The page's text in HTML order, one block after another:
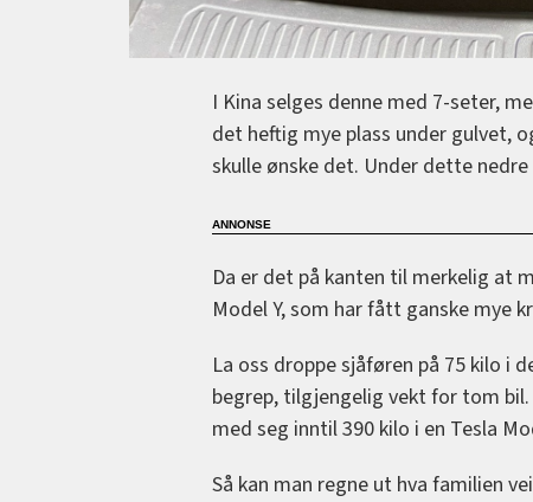
I Kina selges denne med 7-seter,
det heftig mye plass under gulvet,
skulle ønske det. Under dette
Da er det på kanten til merkelig at
Model Y, som har fått ganske mye
La oss droppe sjåføren på 75 kilo
begrep, tilgjengelig vekt for tom bil.
med seg inntil 390 kilo i en Tesla
Så kan man regne ut hva familien